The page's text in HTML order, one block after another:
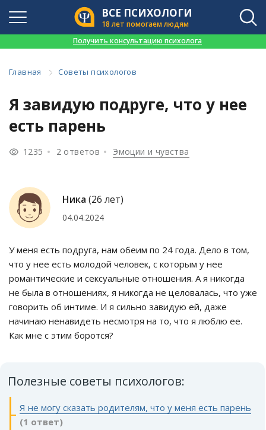
ВСЕ ПСИХОЛОГИ
18 лет помогаем людям
Получить консультацию психолога
Главная Советы психологов
Я завидую подруге, что у нее
есть парень
1235 2 ответов Эмоции и чувства
Ника (26 лет)
04.04.2024
У меня есть подруга, нам обеим по 24 года. Дело в том,
что у нее есть молодой человек, с которым у нее
романтические и сексуальные отношения. А я никогда
не была в отношениях, я никогда не целовалась, что уже
говорить об интиме. И я сильно завидую ей, даже
начинаю ненавидеть несмотря на то, что я люблю ее.
Как мне с этим боротся?
Полезные советы психологов:
Я не могу сказать родителям, что у меня есть парень
(1 ответ)